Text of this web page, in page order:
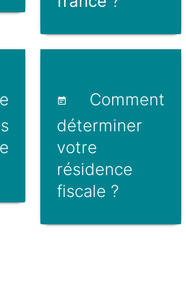
Comment
déterminer
votre
résidence
fiscale ?